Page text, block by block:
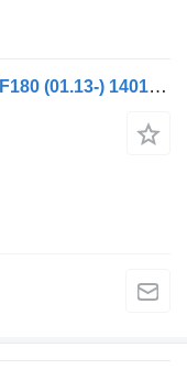
Pompă de ridicare a cabinei DAF LF180 (01.13-) 1401747 pentru cap tractor DAF LF45, LF55, LF180, CF65, CF75, CF85 (2001-)